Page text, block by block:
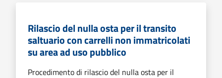
Rilascio del nulla osta per il transito
saltuario con carrelli non immatricolati
su area ad uso pubblico
Procedimento di rilascio del nulla osta per il